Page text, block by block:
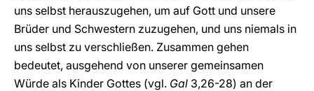
uns selbst herauszugehen, um auf Gott und unsere
Brüder und Schwestern zuzugehen, und uns niemals in
uns selbst zu verschließen. Zusammen gehen
bedeutet, ausgehend von unserer gemeinsamen
Würde als Kinder Gottes (vgl. Gal 3,26-28) an der